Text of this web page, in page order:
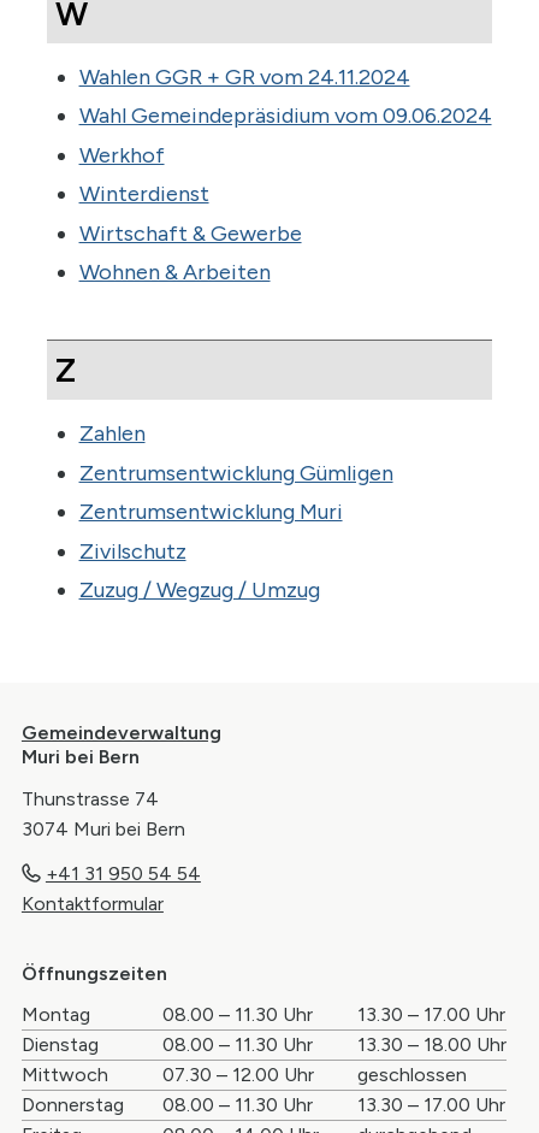
W
Wahlen GGR + GR vom 24.11.2024
Wahl Gemeindepräsidium vom 09.06.2024
Werkhof
Winterdienst
Wirtschaft & Gewerbe
Wohnen & Arbeiten
Z
Zahlen
Zentrumsentwicklung Gümligen
Zentrumsentwicklung Muri
Zivilschutz
Zuzug / Wegzug / Umzug
Gemeindeverwaltung
Muri bei Bern
Thunstrasse 74
3074 Muri bei Bern
+41 31 950 54 54
Kontaktformular
Öffnungszeiten
Wochentag
Öffnungszeiten Vormittag
Montag 08.00 – 11.30 Uhr
13.30 – 17.00 Uhr
Dienstag
08.00 – 11.30 Uhr
13.30 – 18.00 Uhr
Mittwoch
07.30 – 12.00 Uhr
geschlossen
Donnerstag
08.00 – 11.30 Uhr
13.30 – 17.00 Uhr